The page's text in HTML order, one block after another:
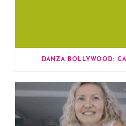
DANZA BOLLYWOOD: